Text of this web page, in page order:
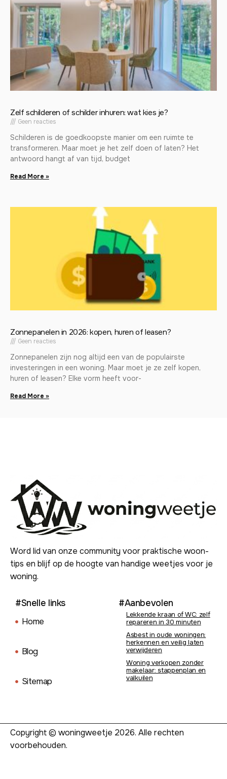
Zelf schilderen of schilder inhuren: wat kies je?
Geen reacties
Schilderen is de goedkoopste manier om een ruimte te
transformeren. Maar moet je het zelf doen of laten? Het
antwoord hangt af van tijd, budget
Read More »
Zonnepanelen in 2026: kopen, huren of leasen?
Geen reacties
Zonnepanelen zijn nog altijd een van de populairste
investeringen in een woning. Maar moet je ze zelf kopen,
huren of leasen? Elke vorm heeft voor-
Read More »
Word lid van onze community voor praktische woon-
tips en blijf op de hoogte van handige weetjes voor je
woning.
#Snelle links
Home
Blog
Sitemap
#Aanbevolen
Lekkende kraan of WC: zelf
repareren in 30 minuten
Asbest in oude woningen:
herkennen en veilig laten
verwijderen
Woning verkopen zonder
makelaar: stappenplan en
valkuilen
Copyright © woningweetje 2026. Alle rechten
voorbehouden.